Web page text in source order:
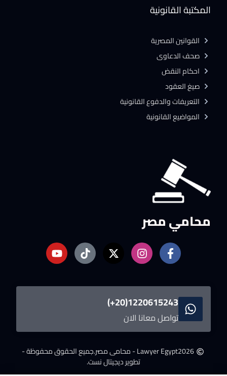
محامي مصر
1220615243(20+)
تواصل معانا الان
2026Lawyer Egypt - محامى مصر.
جميع الحقوق محفوظة -
تطوير ديجيتال نست.
المكتبة القانونية
القوانين المصرية
صحف الدعاوى
احكام النقض
صيغ العقود
التعريفات والدفوع القانونية
المواضيع القانونية